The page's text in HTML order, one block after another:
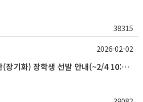
38315
2026-1학기 발전재단(장기화) 장학생 선발 안내(~2/4 10:00)
2026-02-02